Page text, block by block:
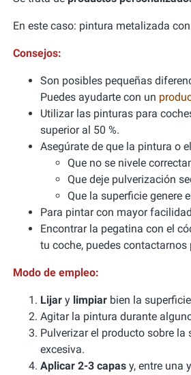
En este caso: pintura metalizada
Consejos:
Son posibles pequeñas
Puedes ayudarte con un
Utilizar las pinturas para
superior al 50 %.
Asegúrate de que la pintura o
Que no se nivele
Que deje pulverización
Que la superficie genere
Para pintar con mayor
Encontrar la pegatina con el
tu coche, puedes contactarnos
Modo de empleo:
Lijar y limpiar bien la
Agitar la pintura durante
Pulverizar el producto sobre
excesiva.
Aplicar 2-3 capas y, entre una